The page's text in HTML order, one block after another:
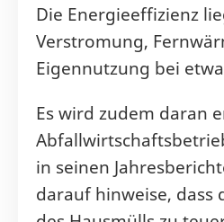
Die Energieeffizienz
Verstromung,
Eigennutzung bei
Es wird zudem daran
in seinen
darauf hinweise, dass